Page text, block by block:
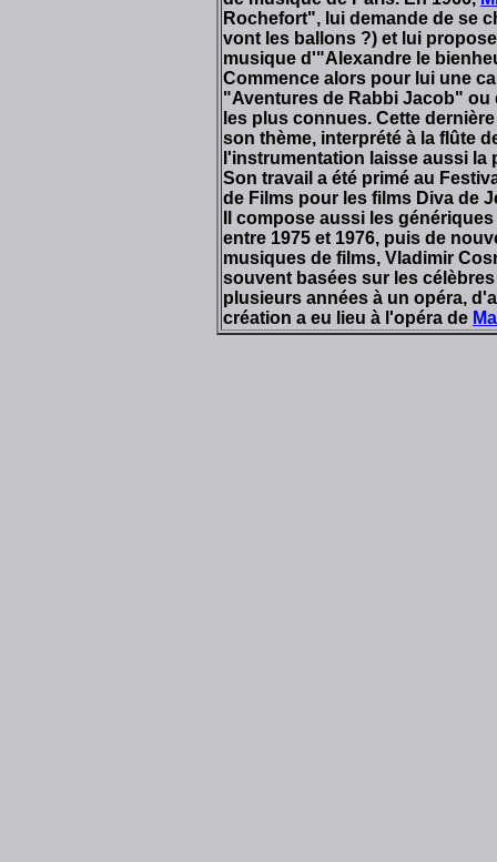
Rochefort", lui demande de se
vont les ballons ?) et lui
musique d'"Alexandre le
Commence alors pour lui une
"Aventures de Rabbi Jacob"
les plus connues. Cette
son thème, interprété à la flûte
l'instrumentation laisse aussi la
Son travail a été primé au
de Films pour les films Diva de
Il compose aussi les
entre 1975 et 1976, puis de
musiques de films, Vladimir
souvent basées sur les
plusieurs années à un opéra,
création a eu lieu à l'opéra de